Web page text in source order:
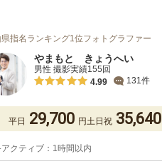
県指名ランキング1位フォトグラファー
やまもと きょうへい
男性 撮影実績155回
4.99
131件
平日 29,700 円土日祝 35,640
クティブ：1時間以内